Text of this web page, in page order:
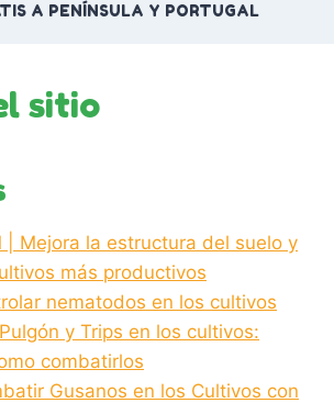
A PENÍNSULA Y PORTUGAL
sitio
| Mejora la estructura del suelo y
más productivos
nematodos en los cultivos
y Trips en los cultivos:
combatirlos
Gusanos en los Cultivos con